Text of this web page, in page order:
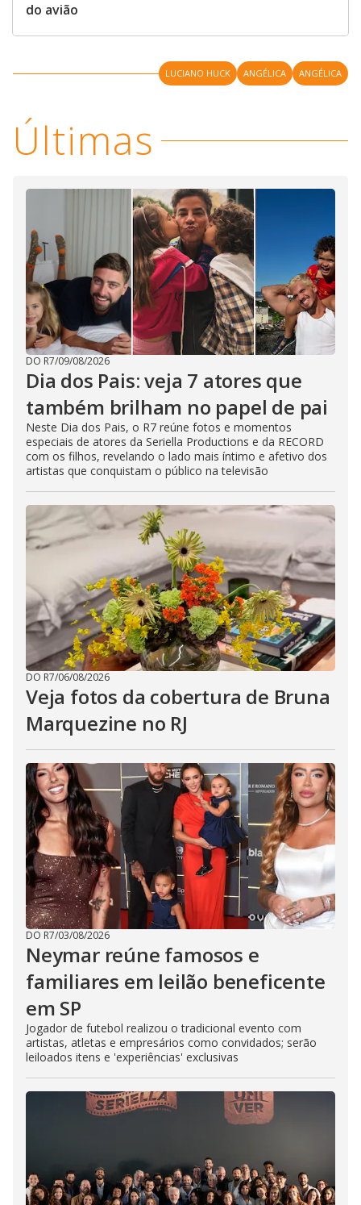
do avião
LUCIANO HUCK ANGÉLICA ANGÉLICA
Últimas
DO R7/09/08/2026
Dia dos Pais: veja 7 atores que
também brilham no papel de pai
Neste Dia dos Pais, o R7 reúne fotos e momentos
especiais de atores da Seriella Productions e da RECORD
com os filhos, revelando o lado mais íntimo e afetivo dos
artistas que conquistam o público na televisão
DO R7/06/08/2026
Veja fotos da cobertura de Bruna
Marquezine no RJ
DO R7/03/08/2026
Neymar reúne famosos e
familiares em leilão beneficente
em SP
Jogador de futebol realizou o tradicional evento com
artistas, atletas e empresários como convidados; serão
leiloados itens e 'experiências' exclusivas